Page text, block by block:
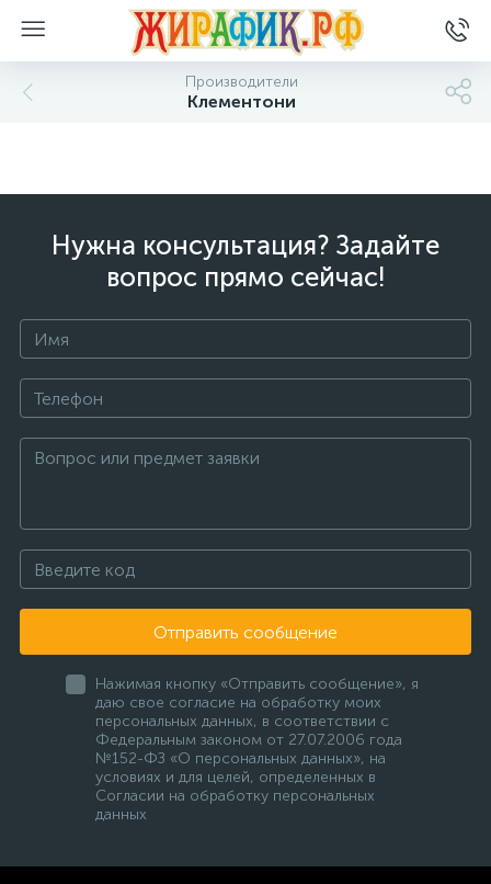
Производители
Клементони
Нужна консультация? Задайте
вопрос прямо сейчас!
Отправить сообщение
Нажимая кнопку «Отправить сообщение», я
даю свое согласие на обработку моих
персональных данных, в соответствии с
Федеральным законом от 27.07.2006 года
№152-ФЗ «О персональных данных», на
условиях и для целей, определенных в
Согласии на обработку персональных
данных